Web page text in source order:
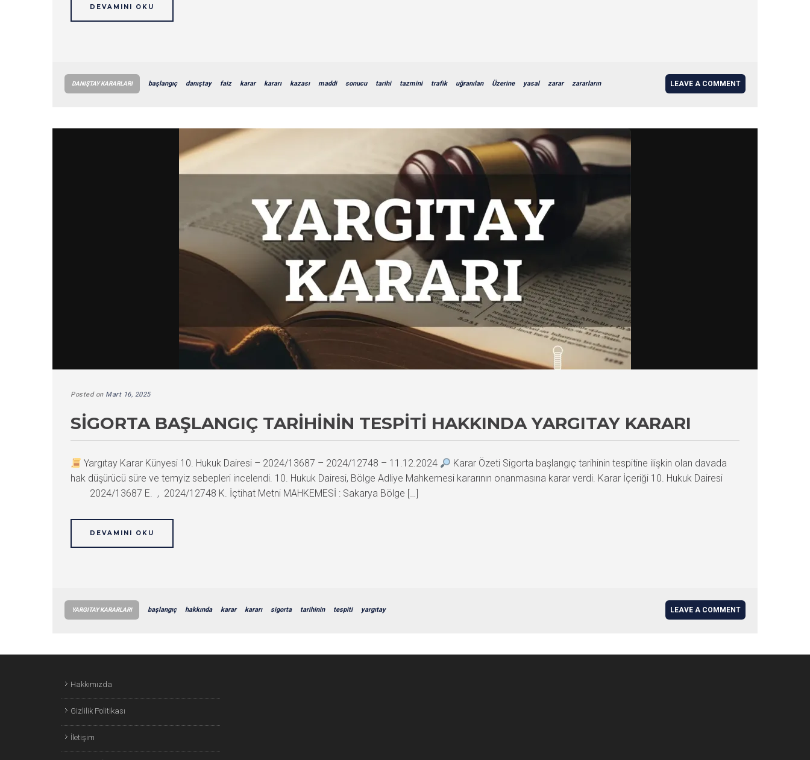
DEVAMINI OKU
DANIŞTAY KARARLARI başlangıç danıştay faiz karar kararı kazası maddi sonucu tarihi tazmini trafik uğranılan Üzerine yasal zarar zararların LEAVE A COMMENT
Posted on Mart 16, 2025
SIGORTA BAŞLANGIÇ TARIHININ TESPITI HAKKINDA YARGITAY KARARI
Yargıtay Karar Künyesi 10. Hukuk Dairesi – 2024/13687 – 2024/12748 – 11.12.2024
Karar Özeti Sigorta başlangıç tarihinin tespitine ilişkin olan davada
hak düşürücü süre ve temyiz sebepleri incelendi. 10. Hukuk Dairesi, Bölge Adliye Mahkemesi kararının onanmasına karar verdi. Karar İçeriği 10. Hukuk Dairesi
2024/13687 E. , 2024/12748 K. İçtihat Metni MAHKEMESİ : Sakarya Bölge […]
DEVAMINI OKU
YARGITAY KARARLARI başlangıç hakkında karar kararı sigorta tarihinin tespiti yargıtay LEAVE A COMMENT
Hakkımızda
Gizlilik Politikası
İletişim